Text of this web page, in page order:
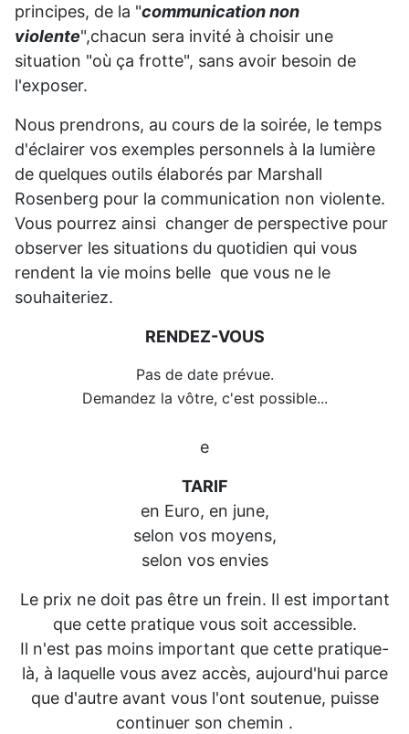
principes, de la "communication non
violente",chacun sera invité à choisir une
situation "où ça frotte", sans avoir besoin de
l'exposer.
Nous prendrons, au cours de la soirée, le temps
d'éclairer vos exemples personnels à la lumière
de quelques outils élaborés par Marshall
Rosenberg pour la communication non violente.
Vous pourrez ainsi changer de perspective pour
observer les situations du quotidien qui vous
rendent la vie moins belle que vous ne le
souhaiteriez.
RENDEZ-VOUS
Pas de date prévue.
Demandez la vôtre, c'est possible...
e
TARIF
en Euro, en june,
selon vos moyens,
selon vos envies
Le prix ne doit pas être un frein. Il est important
que cette pratique vous soit accessible.
Il n'est pas moins important que cette pratique-
là, à laquelle vous avez accès, aujourd'hui parce
que d'autre avant vous l'ont soutenue, puisse
continuer son chemin .